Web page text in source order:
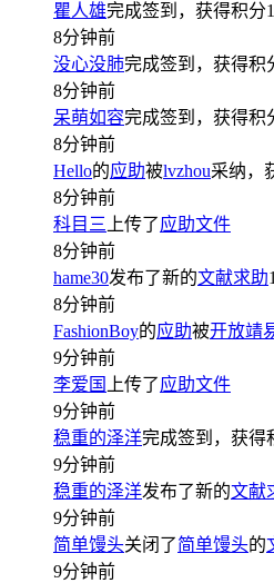
瞿人雄完成签到，获得积分
8分钟前
没心没肺完成签到，获得积
8分钟前
呆萌如容完成签到，获得积
8分钟前
Hello的应助被lvzhou采纳，
8分钟前
科目三上传了 应助文件
8分钟前
hame30发布了新的文献求助
8分钟前
FashionBoy的应助被开放靖
9分钟前
李爱国 上传了 应助文件
9分钟前
稳重的泽洋完成签到，获得
9分钟前
稳重的泽洋发布了新的文献
9分钟前
简单馒头关闭了 简单馒头的
9分钟前